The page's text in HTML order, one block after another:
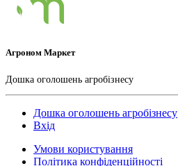
Агроном Маркет
Дошка оголошень агробізнесу
Дошка оголошень агробізнесу
Вхід
Умови користування
Політика конфіденційності